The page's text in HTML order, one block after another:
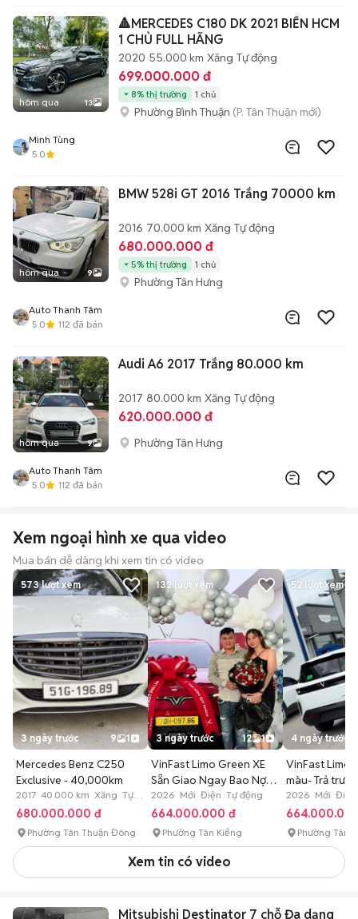
hôm qua 13
🔺MERCEDES C180 DK 2021 BIỂN HCM
1 CHỦ FULL HÃNG
2020 55.000 km Xăng Tự động
699.000.000 đ
8% thị trường 1 chủ
Phường Bình Thuận (P. Tân Thuận mới)
Minh Tùng
5.0
hôm qua 9
BMW 528i GT 2016 Trắng 70000 km
2016 70.000 km Xăng Tự động
680.000.000 đ
5% thị trường 1 chủ
Phường Tân Hưng
Auto Thanh Tâm
5.0
112 đã bán
hôm qua 9
Audi A6 2017 Trắng 80.000 km
2017 80.000 km Xăng Tự động
620.000.000 đ
Phường Tân Hưng
Auto Thanh Tâm
5.0
112 đã bán
Xem ngoại hình xe qua video
Mua bán dễ dàng khi xem tin có video
573lượt xem
3 ngày trước 9 1
Mercedes Benz C250
Exclusive - 40,000km
2017 40.000 km Xăng Tự
động
680.000.000 đ
Phường Tân Thuận Đông
132lượt xem
3 ngày trước 12 1
VinFast Limo Green XE
Sẵn Giao Ngay Bao Nợ
Xấu
2026 Mới Điện Tự động
664.000.000 đ
Phường Tân Kiểng
52 lượt xem
4 ngày trước
VinFast Limo
màu- Trả
Triệu
2026 Mới Điện
Phường Tân
Xem tin có video
Mitsubishi Destinator 7 chỗ Đa dạng